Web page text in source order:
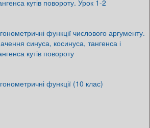
кутів повороту. Урок 1-2
функції числового аргументу.
синуса, косинуса, тангенса і
кутів повороту
функції (10 клас)